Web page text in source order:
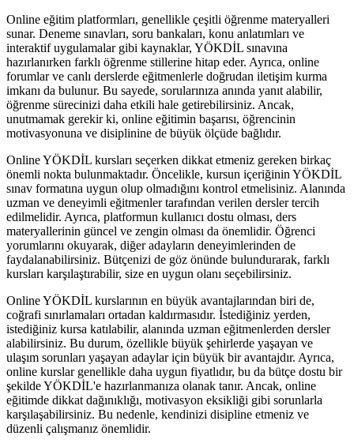
Online eğitim platformları, genellikle çeşitli öğrenme materyalleri
sunar. Deneme sınavları, soru bankaları, konu anlatımları ve
interaktif uygulamalar gibi kaynaklar, YÖKDİL sınavına
hazırlanırken farklı öğrenme stillerine hitap eder. Ayrıca, online
forumlar ve canlı derslerde eğitmenlerle doğrudan iletişim kurma
imkanı da bulunur. Bu sayede, sorularınıza anında yanıt alabilir,
öğrenme sürecinizi daha etkili hale getirebilirsiniz. Ancak,
unutmamak gerekir ki, online eğitimin başarısı, öğrencinin
motivasyonuna ve disiplinine de büyük ölçüde bağlıdır.
Online YÖKDİL kursları seçerken dikkat etmeniz gereken birkaç
önemli nokta bulunmaktadır. Öncelikle, kursun içeriğinin YÖKDİL
sınav formatına uygun olup olmadığını kontrol etmelisiniz. Alanında
uzman ve deneyimli eğitmenler tarafından verilen dersler tercih
edilmelidir. Ayrıca, platformun kullanıcı dostu olması, ders
materyallerinin güncel ve zengin olması da önemlidir. Öğrenci
yorumlarını okuyarak, diğer adayların deneyimlerinden de
faydalanabilirsiniz. Bütçenizi de göz önünde bulundurarak, farklı
kursları karşılaştırabilir, size en uygun olanı seçebilirsiniz.
Online YÖKDİL kurslarının en büyük avantajlarından biri de,
coğrafi sınırlamaları ortadan kaldırmasıdır. İstediğiniz yerden,
istediğiniz kursa katılabilir, alanında uzman eğitmenlerden dersler
alabilirsiniz. Bu durum, özellikle büyük şehirlerde yaşayan ve
ulaşım sorunları yaşayan adaylar için büyük bir avantajdır. Ayrıca,
online kurslar genellikle daha uygun fiyatlıdır, bu da bütçe dostu bir
şekilde YÖKDİL'e hazırlanmanıza olanak tanır. Ancak, online
eğitimde dikkat dağınıklığı, motivasyon eksikliği gibi sorunlarla
karşılaşabilirsiniz. Bu nedenle, kendinizi disipline etmeniz ve
düzenli çalışmanız önemlidir.